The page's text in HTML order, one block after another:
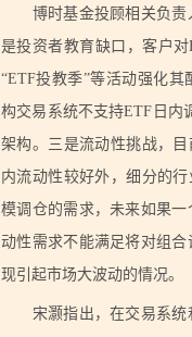
博时基金投顾相关负责
是投资者教育缺口，客户
“ETF投教季”等活动强化
构交易系统不支持ETF日内
架构。三是流动性挑战，
内流动性较好外，细分的
模调仓的需求，未来如果
动性需求不能满足将对组
现引起市场大波动的情况。
宋灏指出，在交易系统